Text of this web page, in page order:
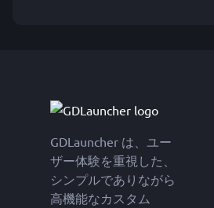
GDLauncher は、ユー
ザー体験を重視した、
シンプルでありながら
高機能なカスタム